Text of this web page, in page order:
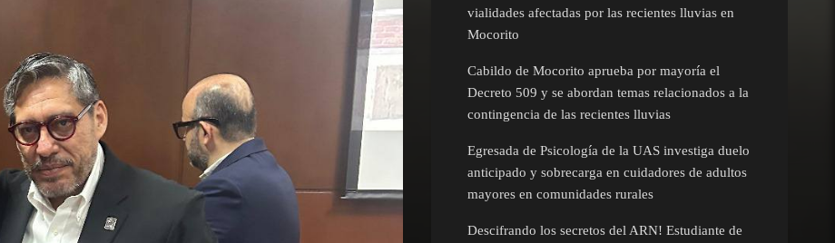
vialidades afectadas por las recientes lluvias en
Mocorito
Cabildo de Mocorito aprueba por mayoría el
Decreto 509 y se abordan temas relacionados a la
contingencia de las recientes lluvias
Egresada de Psicología de la UAS investiga duelo
anticipado y sobrecarga en cuidadores de adultos
mayores en comunidades rurales
Descifrando los secretos del ARN! Estudiante de